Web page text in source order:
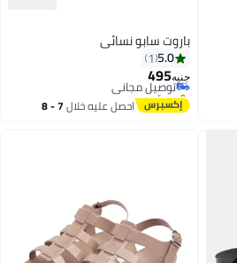
باروت سابو نسائي
5.0
1
جنيه495
توصيل مجاني
بتخلّص بسرعة
توصيل مجانياحصل عليه خلال 7 - 8